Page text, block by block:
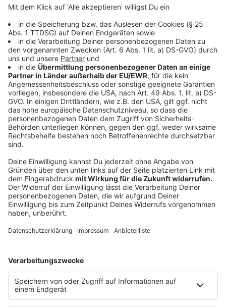
erkunden oder das Tempo ihrer Torschüsse messen
lassen. Dinslaken ist mit der Zechenwerkstatt
Lohberg dabei. Hier gibt es mehr Infos.
Anzeige
Saisonstart für Dingdener Freibad und
Xantener Südsee
Anzeige
Badesaison. Ab Freitag (1. Mai) ist es täglich von 12
bis 19 Uhr geöffnet. Das Wasser hat aktuell sechzehn
Grad. Zum Start erwarten die Meteorologen aber
sonniges Wetter mit bis zu 24 Grad. Der Eintritt kostet
acht Euro für Erwachsene und vier Euro für Kinder.
Naturbad Leinenpflicht. Im
Saisonstart statt. Hier ist das Wasser auf 27 Grad
beheizt.
Anzeige